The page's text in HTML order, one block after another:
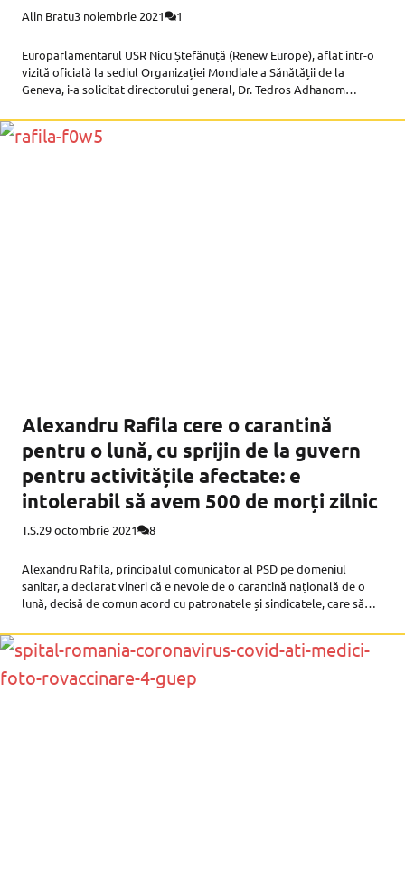
Alin Bratu3 noiembrie 2021 1
Europarlamentarul USR Nicu Ștefănuță (Renew Europe), aflat într-o
vizită oficială la sediul Organizației Mondiale a Sănătății de la
Geneva, i-a solicitat directorului general, Dr. Tedros Adhanom
“Vin dintr-o țară care suferă
Alexandru Rafila cere o carantină
pentru o lună, cu sprijin de la guvern
pentru activitățile afectate: e
intolerabil să avem 500 de morți zilnic
T.S.29 octombrie 2021 8
Alexandru Rafila, principalul comunicator al PSD pe domeniul
sanitar, a declarat vineri că e nevoie de o carantină națională de o
lună, decisă de comun acord cu patronatele și sindicatele, care să